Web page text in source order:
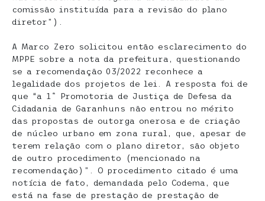
comissão instituída para a revisão do plano
diretor”).
A Marco Zero solicitou então esclarecimento do
MPPE sobre a nota da prefeitura, questionando
se a recomendação 03/2022 reconhece a
legalidade dos projetos de lei. A resposta foi de
que “a 1ª Promotoria de Justiça de Defesa da
Cidadania de Garanhuns não entrou no mérito
das propostas de outorga onerosa e de criação
de núcleo urbano em zona rural, que, apesar de
terem relação com o plano diretor, são objeto
de outro procedimento (mencionado na
recomendação)”. O procedimento citado é uma
notícia de fato, demandada pelo Codema, que
está na fase de prestação de prestação de